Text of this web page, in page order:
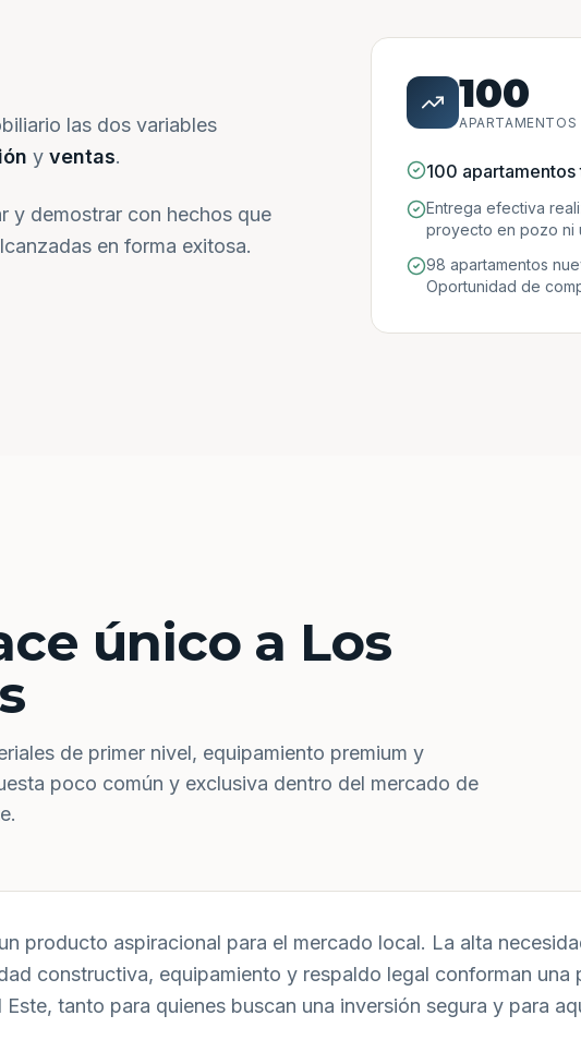
las dos variables
y ventas.
y demostrar con hechos que
en forma exitosa.
100
APARTAMENTOS
100
Entrega efectiva
proyecto en pozo ni
98 apartamentos
Oportunidad de
único a Los
de primer nivel, equipamiento premium y
poco común y exclusiva dentro del mercado de
producto aspiracional para el mercado local. La alta
constructiva, equipamiento y respaldo legal conforman
tanto para quienes buscan una inversión segura y para